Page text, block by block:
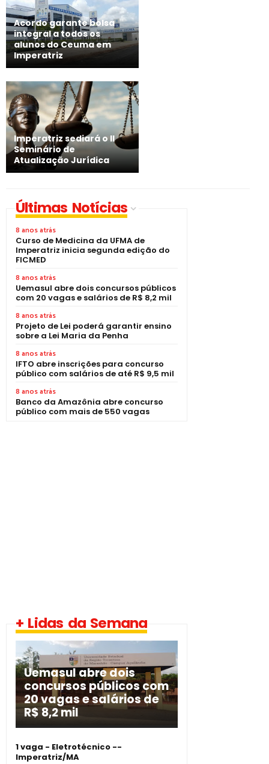
Acordo garante bolsa
integral a todos os
alunos do Ceuma em
Imperatriz
Imperatriz sediará o II
Seminário de
Atualização Jurídica
Últimas Notícias
8 anos atrás
Curso de Medicina da UFMA de
Imperatriz inicia segunda edição do
FICMED
8 anos atrás
Uemasul abre dois concursos públicos
com 20 vagas e salários de R$ 8,2 mil
8 anos atrás
Projeto de Lei poderá garantir ensino
sobre a Lei Maria da Penha
8 anos atrás
IFTO abre inscrições para concurso
público com salários de até R$ 9,5 mil
8 anos atrás
Banco da Amazônia abre concurso
público com mais de 550 vagas
+ Lidas da Semana
Uemasul abre dois
concursos públicos com
20 vagas e salários de
R$ 8,2 mil
1 vaga - Eletrotécnico -­
Imperatriz/MA